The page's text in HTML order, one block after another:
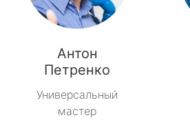
Антон
Петренко
Универсальный
мастер